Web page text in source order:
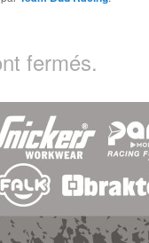
fermés.